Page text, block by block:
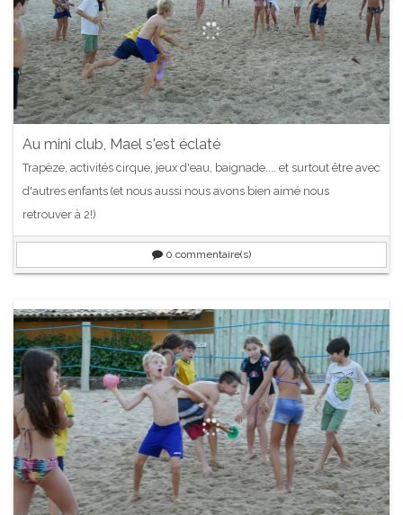
Au mini club, Mael s'est éclaté
Trapèze, activités cirque, jeux d'eau, baignade.... et surtout être avec
d'autres enfants (et nous aussi nous avons bien aimé nous
retrouver à 2!)
0 commentaire(s)